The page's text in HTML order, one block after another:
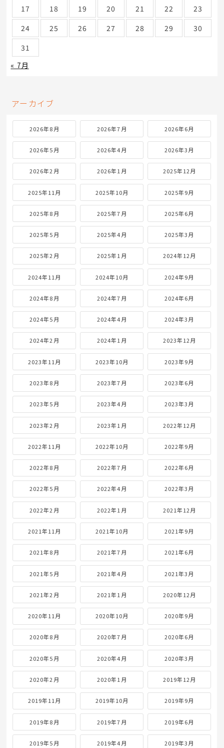
17 18 19 20 21 22
23
24
25 26 27 28 29
30
31
« 7月
アーカイブ
2026年8月 2026年7月 2026年6月
2026年5月 2026年4月 2026年3月
2026年2月 2026年1月 2025年12月
2025年11月 2025年10月 2025年9月
2025年8月 2025年7月 2025年6月
2025年5月 2025年4月 2025年3月
2025年2月 2025年1月 2024年12月
2024年11月 2024年10月 2024年9月
2024年8月 2024年7月 2024年6月
2024年5月 2024年4月 2024年3月
2024年2月 2024年1月 2023年12月
2023年11月 2023年10月 2023年9月
2023年8月 2023年7月 2023年6月
2023年5月 2023年4月 2023年3月
2023年2月 2023年1月 2022年12月
2022年11月 2022年10月 2022年9月
2022年8月 2022年7月 2022年6月
2022年5月 2022年4月 2022年3月
2022年2月 2022年1月 2021年12月
2021年11月 2021年10月 2021年9月
2021年8月 2021年7月 2021年6月
2021年5月 2021年4月 2021年3月
2021年2月 2021年1月 2020年12月
2020年11月 2020年10月 2020年9月
2020年8月 2020年7月 2020年6月
2020年5月 2020年4月 2020年3月
2020年2月 2020年1月 2019年12月
2019年11月 2019年10月 2019年9月
2019年8月 2019年7月 2019年6月
2019年5月 2019年4月 2019年3月